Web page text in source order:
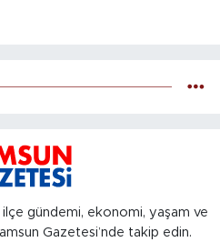
ilçe gündemi, ekonomi, yaşam ve
Gazetesi’nde takip edin.